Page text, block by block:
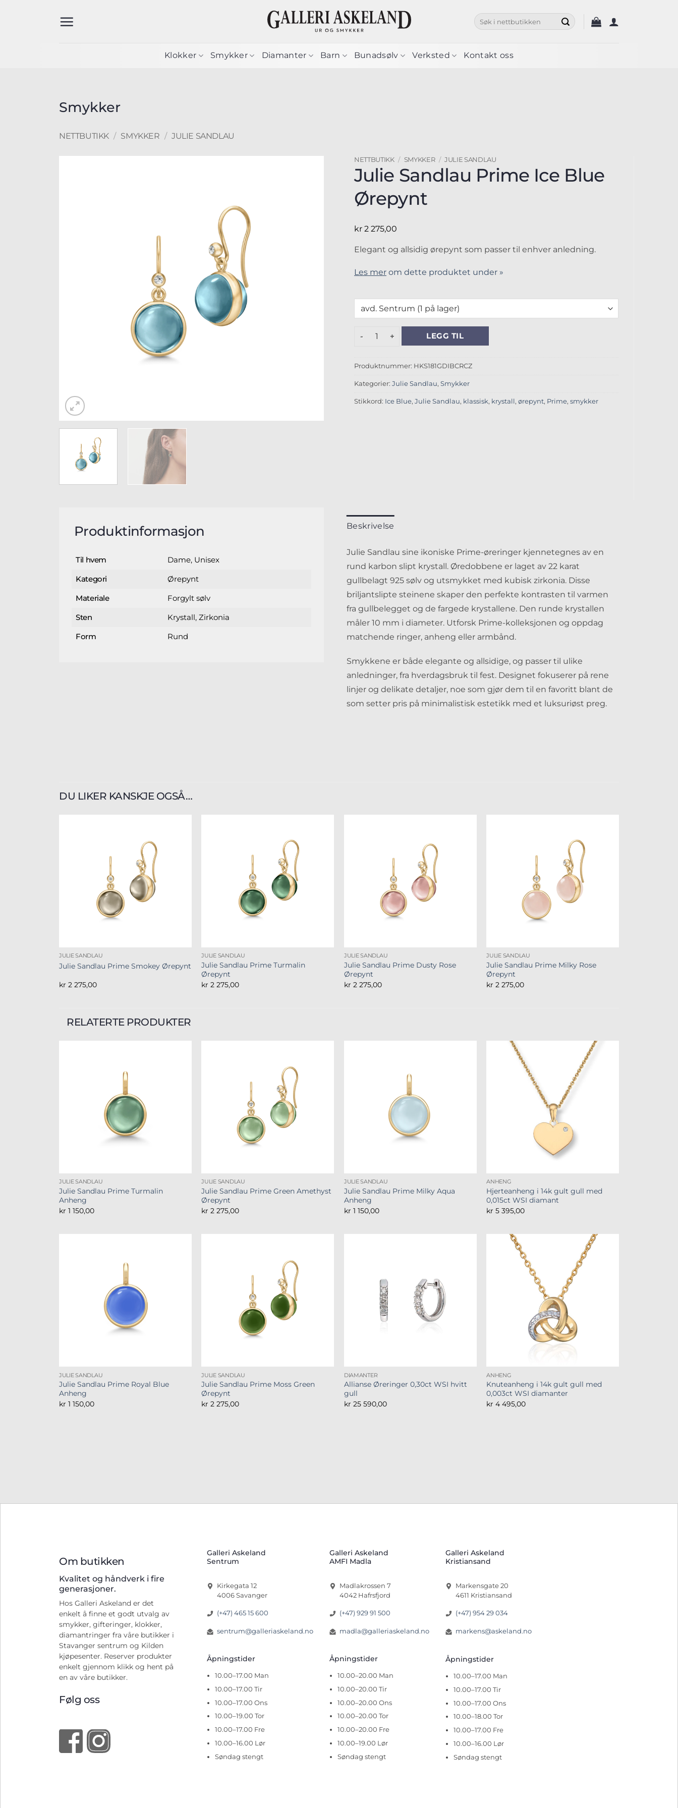
Søk
etter:
Klokker Smykker Diamanter Barn Bunadsølv Verksted Kontakt oss
Smykker
NETTBUTIKK / SMYKKER / JULIE SANDLAU
NETTBUTIKK / SMYKKER / JULIE SANDLAU
Julie Sandlau Prime Ice Blue
Ørepynt
kr 2 275,00
Elegant og allsidig ørepynt som passer til enhver anledning.
Les mer om dette produktet under »
Julie Sandlau Prime Ice Blue Ørepynt antall
LEGG TIL
Produktnummer: HKS181GDIBCRCZ
Kategorier: Julie Sandlau, Smykker
Stikkord: Ice Blue, Julie Sandlau, klassisk, krystall, ørepynt, Prime, smykker
Produktinformasjon
Til hvem Dame, Unisex
Kategori Ørepynt
Materiale Forgylt sølv
Sten Krystall, Zirkonia
Form Rund
Beskrivelse
Julie Sandlau sine ikoniske Prime-øreringer kjennetegnes av en
rund karbon slipt krystall. Øredobbene er laget av 22 karat
gullbelagt 925 sølv og utsmykket med kubisk zirkonia. Disse
briljantslipte steinene skaper den perfekte kontrasten til varmen
fra gullbelegget og de fargede krystallene. Den runde krystallen
måler 10 mm i diameter. Utforsk Prime-kolleksjonen og oppdag
matchende ringer, anheng eller armbånd.
Smykkene er både elegante og allsidige, og passer til ulike
anledninger, fra hverdagsbruk til fest. Designet fokuserer på rene
linjer og delikate detaljer, noe som gjør dem til en favoritt blant de
som setter pris på minimalistisk estetikk med et luksuriøst preg.
DU LIKER KANSKJE OGSÅ…
JULIE SANDLAU
Julie Sandlau Prime Smokey Ørepynt
kr 2 275,00
JULIE SANDLAU
Julie Sandlau Prime Turmalin
Ørepynt
kr 2 275,00
JULIE SANDLAU
Julie Sandlau Prime Dusty Rose
Ørepynt
kr 2 275,00
JULIE SANDLAU
Julie Sandlau Prime Milky Rose
Ørepynt
kr 2 275,00
RELATERTE PRODUKTER
JULIE SANDLAU
Julie Sandlau Prime Turmalin
Anheng
kr 1 150,00
JULIE SANDLAU
Julie Sandlau Prime Green Amethyst
Ørepynt
kr 2 275,00
JULIE SANDLAU
Julie Sandlau Prime Milky Aqua
Anheng
kr 1 150,00
ANHENG
Hjerteanheng i 14k gult gull med
0,015ct WSI diamant
kr 5 395,00
JULIE SANDLAU
Julie Sandlau Prime Royal Blue
Anheng
kr 1 150,00
JULIE SANDLAU
Julie Sandlau Prime Moss Green
Ørepynt
kr 2 275,00
DIAMANTER
Allianse Øreringer 0,30ct WSI hvitt
gull
kr 25 590,00
ANHENG
Knuteanheng i 14k gult gull med
0,003ct WSI diamanter
kr 4 495,00
Om butikken
Kvalitet og håndverk i fire
generasjoner.
Hos Galleri Askeland er det
enkelt å finne et godt utvalg av
smykker, gifteringer, klokker,
diamantringer fra våre butikker i
Stavanger sentrum og Kilden
kjøpesenter. Reserver produkter
enkelt gjennom klikk og hent på
en av våre butikker.
Følg oss
Galleri Askeland
Sentrum
Kirkegata 12
4006 Savanger
(+47) 465 15 600
sentrum@galleriaskeland.no
Åpningstider
10.00–17.00 Man
10.00–17.00 Tir
10.00–17.00 Ons
10.00–19.00 Tor
10.00–17.00 Fre
10.00–16.00 Lør
Søndag stengt
Galleri Askeland
AMFI Madla
Madlakrossen 7
4042 Hafrsfjord
(+47) 929 91 500
madla@galleriaskeland.no
Åpningstider
10.00–20.00 Man
10.00–20.00 Tir
10.00–20.00 Ons
10.00–20.00 Tor
10.00–20.00 Fre
10.00–19.00 Lør
Søndag stengt
Galleri Askeland
Kristiansand
Markensgate 20
4611 Kristiansand
(+47) 954 29 034
markens@askeland.no
Åpningstider
10.00–17.00 Man
10.00–17.00 Tir
10.00–17.00 Ons
10.00–18.00 Tor
10.00–17.00 Fre
10.00–16.00 Lør
Søndag stengt